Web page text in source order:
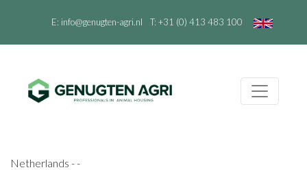
E: info@genugten-agri.nl T: +31 (0) 413 483 100
Netherlands - -